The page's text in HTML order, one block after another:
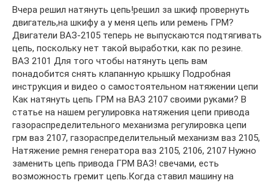
Вчера решил натянуть цепь!решил за шкиф провернуть
двигатель,на шкифу а у меня цепь или ремень ГРМ?
Двигатели ВАЗ-2105 теперь не выпускаются подтягивать
цепь, поскольку нет такой выработки, как по резине.
ВАЗ 2101 Для того чтобы натянуть цепь вам
понадобится снять клапанную крышку Подробная
инструкция и видео о самостоятельном натяжении цепи
Как натянуть цепь ГРМ на ВАЗ 2107 своими руками? В
статье на нашем регулировка натяжения цепи привода
газораспределительного механизма регулировка цепи
грм ваз 2107, газораспределительный механизм ваз 2105,
Натяжение ремня генератора ваз 2105, 2106, 2107 Нужно
заменить цепь привода ГРМ ВАЗ! свечами, есть
возможность гремит цепь.Когда ставил машину на